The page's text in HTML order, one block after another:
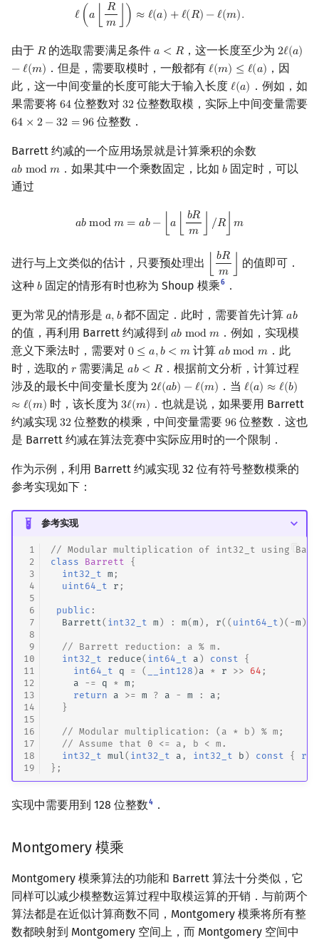
ℓ (𝑎
𝑅
𝑚
) ≈ ℓ(𝑎) +ℓ(𝑅) −ℓ(𝑚).
ℓ a⌊ R m ℓ(a ) ℓ R) −ℓ( .
由于 𝑅
R 的选取需要满足条件𝑎 < 𝑅
a <R ，这一长度至少为2ℓ(𝑎)
−ℓ(𝑚)
2ℓ(a)−
．但是，需要取模时，一般都有ℓ(𝑚) ≤ ℓ(𝑎)
ℓ(m)≤ ℓ( a)
，因
此，这一中间变量的长度可能大于输入长度 ℓ(𝑎)
ℓ(a) ．例如，如
果需要将 64
64 位整数对 32
32 位整数取模，实际上中间变量需要
64 × 2−32 = 96
64 ×2 −32=96 位整数．
Barrett 约减的一个应用场景就是计算乘积的余数
𝑎𝑏 mod𝑚
ab mod m ．如果其中一个乘数固定，比如𝑏
b 固定时，可以
通过
𝑎𝑏mod𝑚 = 𝑎𝑏− ⌊𝑎 𝑏𝑅
𝑚
/𝑅⌋ 𝑚
mod ab Rm⌋ R ⌋m
进行与上文类似的估计，只要预处理出 𝑏𝑅
𝑚
bRm
的值即可．
这种 𝑏
b固定的情形有时也称为 Shoup 模乘6．
更为常见的情形是 𝑎,𝑏
a, b都不固定．此时，需要首先计算𝑎𝑏
ab
的值，再利用 Barrett 约减得到 𝑎𝑏 mod𝑚
ab mod m ．例如，实现模
意义下乘法时，需要对 0 ≤ 𝑎,𝑏 < 𝑚
0 ≤a ,b<m 计算𝑎𝑏mod 𝑚
ab mod m．此
时，选取的 𝑟
r 需要满足𝑎𝑏 < 𝑅
ab <R
．根据前文分析，计算过程
涉及的最长中间变量长度为 2ℓ(𝑎𝑏) −ℓ(𝑚)
2ℓ(ab) −ℓ( m) ．当ℓ(𝑎) ≈ ℓ(𝑏)
≈ ℓ(𝑚)
ℓ(a)≈ℓ( b)≈ℓ(
时，该长度为 3ℓ(𝑚)
3ℓ(m) ．也就是说，如果要用 Barrett
约减实现 32
32 位整数的模乘，中间变量需要 96
96 位整数．这也
是 Barrett 约减在算法竞赛中实际应用时的一个限制．
作为示例，利用 Barrett 约减实现 32 位有符号整数模乘的
参考实现如下：
参考实现
1
2
3
4
5
6
7
8
9
10
11
12
13
14
15
16
17
18
19
// Modular multiplication of int32_t using
class
Barrett
{
int32_t
m ;
uint64_t
r ;
public :
Barrett( int32_t m ) : m(m ), r(( uint64_t )( -m )
// Barrett reduction: a % m.
int32_t
reduce( int64_t a ) const
{
int64_t
q = ( __int128 ) a * r >> 64 ;
a
-= q * m ;
return
a >= m ? a - m : a ;
}
// Modular multiplication: (a * b) % m;
// Assume that 0 <= a, b < m.
int32_t
mul( int32_t a , int32_t b ) const {
};
实现中需要用到 128 位整数4 ．
Montgomery 模乘
Montgomery 模乘算法的功能和 Barrett 算法十分类似，它
同样可以减少模整数运算过程中取模运算的开销．与前两个
算法都是在近似计算商数不同，Montgomery 模乘将所有整
数都映射到 Montgomery 空间上，而 Montgomery 空间中